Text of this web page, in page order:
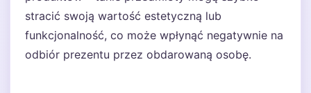
stracić swoją wartość estetyczną lub
funkcjonalność, co może wpłynąć negatywnie na
odbiór prezentu przez obdarowaną osobę.